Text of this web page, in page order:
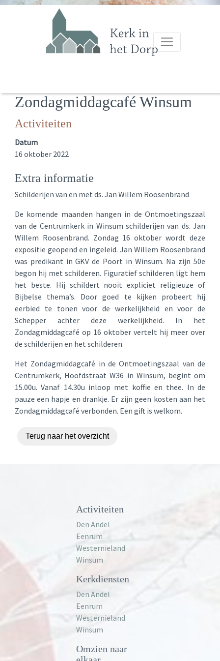
Zondagmiddagcafé Winsum
Activiteiten
Datum
16 oktober 2022
Extra informatie
Schilderijen van en met ds. Jan Willem Roosenbrand
De komende maanden hangen in de Ontmoetingszaal
van de Centrumkerk in Winsum schilderijen van ds. Jan
Willem Roosenbrand. Zondag 16 oktober wordt deze
expositie geopend en ingeleid. Jan Willem Roosenbrand
was predikant in GKV de Poort in Winsum. Na zijn 50e
begon hij met schilderen. Figuratief schilderen ligt hem
het beste. Hij schildert nooit expliciet religieuze of
Bijbelse thema’s. Door goed te kijken probeert hij
eerbied te tonen voor de werkelijkheid en voor de
Schepper achter deze werkelijkheid. In het
Zondagmiddagcafé op 16 oktober vertelt hij meer over
de schilderijen en het schilderen.
Het Zondagmiddagcafé in de Ontmoetingszaal van de
Centrumkerk, Hoofdstraat W36 in Winsum, begint om
15.00u. Vanaf 14.30u inloop met koffie en thee. In de
pauze een hapje en drankje. Er zijn geen kosten aan het
Zondagmiddagcafé verbonden. Een gift is welkom.
Terug naar het overzicht
Activiteiten
Den Andel
Eenrum
Westernieland
Winsum
Kerkdiensten
Den Andel
Eenrum
Westernieland
Winsum
Omzien naar